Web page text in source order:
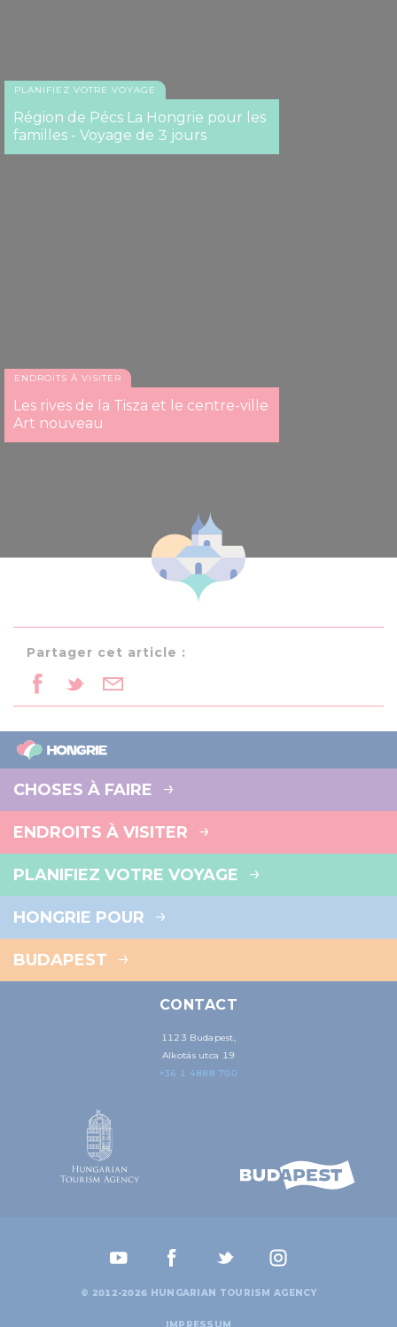
PLANIFIEZ VOTRE VOYAGE
Région de Pécs La Hongrie pour les
familles - Voyage de 3 jours
ENDROITS À VISITER
Les rives de la Tisza et le centre-ville
Art nouveau
Partager cet article :
CHOSES À FAIRE
ENDROITS À VISITER
PLANIFIEZ VOTRE VOYAGE
HONGRIE POUR
BUDAPEST
CONTACT
1123 Budapest,
Alkotás utca 19
+36 1 4888 700
© 2012-2026 HUNGARIAN TOURISM AGENCY
IMPRESSUM